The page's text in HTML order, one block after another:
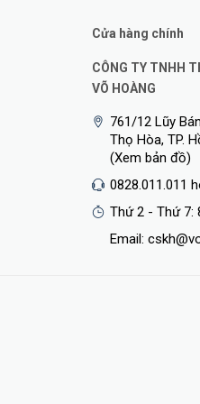
SwitchTL-
tình trạng cáp,
TL-SG1024DE hỗ
Thân Thiện Với
Bạn đã có một lựa
này có thể tự
Cửa hàng chính
CÔNG TY TNHH
VÕ HOÀNG
761/12 Lũy
Thọ Hòa, TP.
(Xem bản đồ)
0828.011.011
Thứ 2 - Thứ 7:
Email: